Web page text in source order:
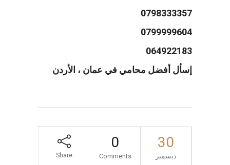
0798333357
0799999604
064922183
إسأل أفضل محامي في عمان ، الأردن
30
ديسمبر
0
Comments
Share